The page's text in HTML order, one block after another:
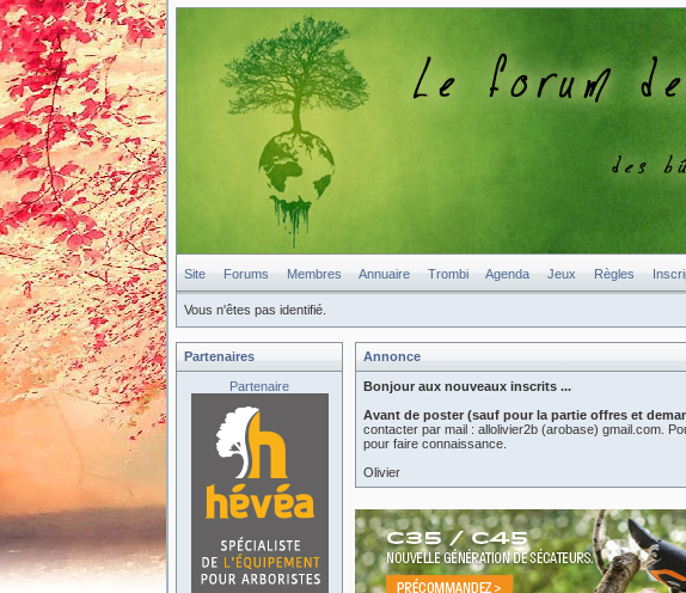
Site Forums Membres Annuaire Trombi Agenda Jeux Règles
Vous n'êtes pas identifié.
Annonce
Bonjour aux nouveaux inscrits ...
Avant de poster (sauf pour la partie offres et
contacter par mail : allolivier2b (arobase) gmail.com.
pour faire connaissance.
Olivier
Partenaires
Partenaire